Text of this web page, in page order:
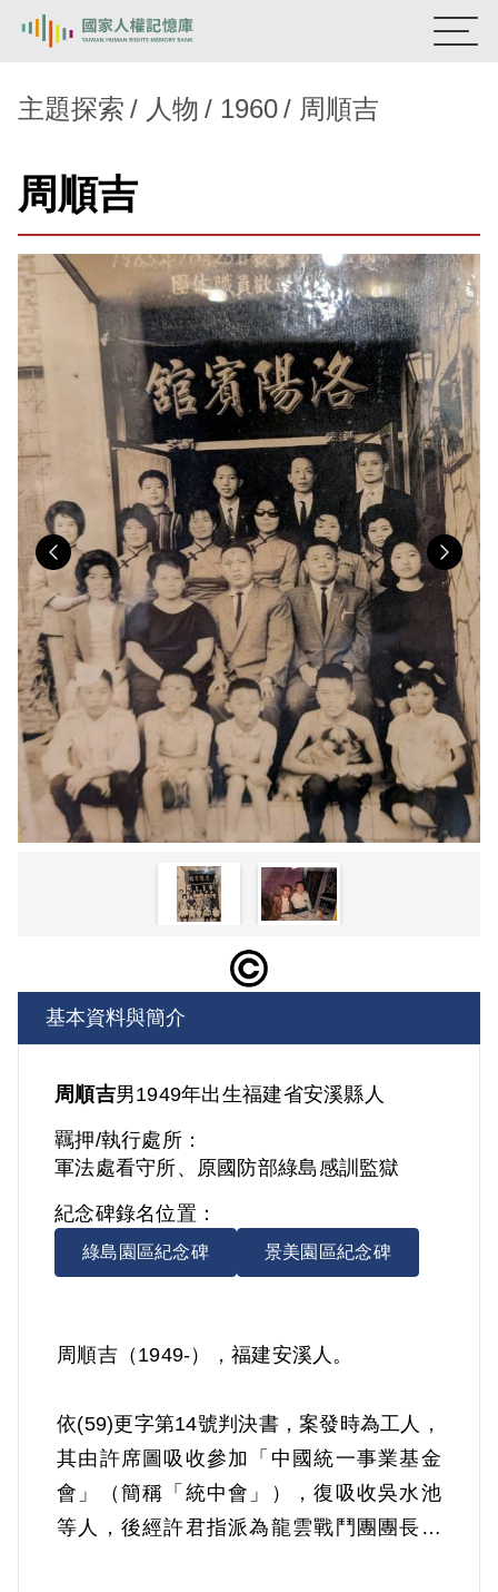
新生訓導處
主題探索
背景知識
關於我們
意見信箱
主題探索 人物 1960 周順吉
周順吉
Previous
基本資料與簡介
周順吉男1949年出生福建省安溪縣人
羈押/執行處所：
軍法處看守所、原國防部綠島感訓監獄
紀念碑錄名位置：
綠島園區紀念碑 景美園區紀念碑
周順吉（1949-），福建安溪人。
依(59)更字第14號判決書，案發時為工人，
其由許席圖吸收參加「中國統一事業基金
會」（簡稱「統中會」），復吸收吳水池
等人，後經許君指派為龍雲戰鬥團團長等